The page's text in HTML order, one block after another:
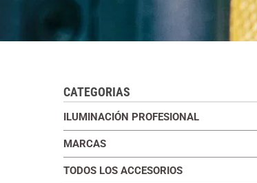
CATEGORIAS
ILUMINACIÓN PROFESIONAL
MARCAS
TODOS LOS ACCESORIOS